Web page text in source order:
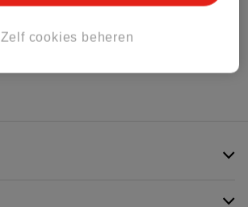
Zelf cookies beheren